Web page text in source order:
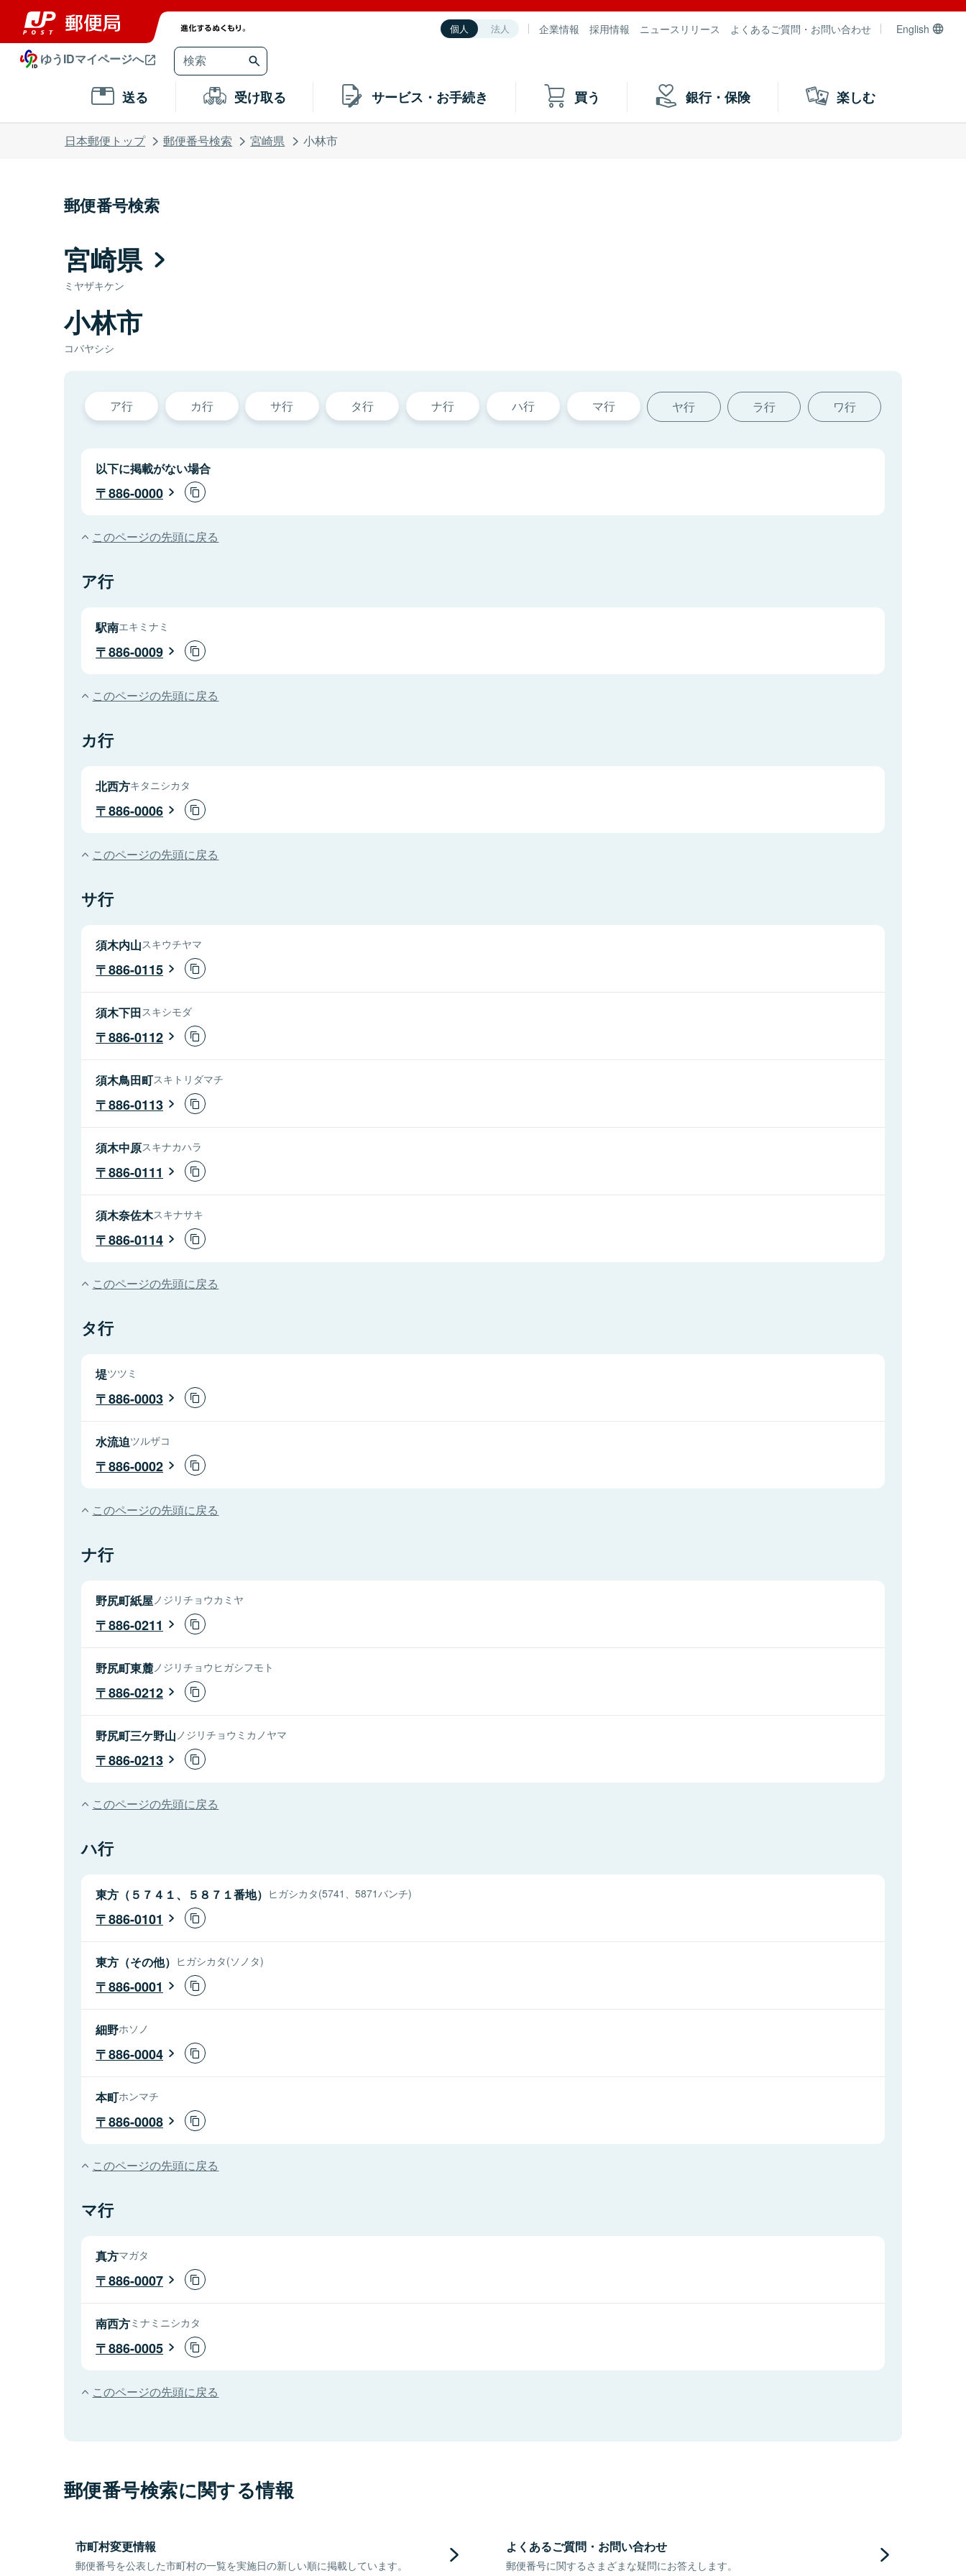
個人 法人 企業情報 採用情報 ニュースリリース よくあるご質問・お問い合わせ English
ゆうIDマイページへ
送る 受け取る サービス・お手続き 買う 銀行・保険 楽しむ
日本郵便トップ 郵便番号検索 宮崎県 小林市
郵便番号検索
宮崎県
ミヤザキケン
小林市
コバヤシシ
ア行 カ行 サ行 タ行 ナ行 ハ行 マ行 ヤ行 ラ行 ワ行
以下に掲載がない場合
886-0000
このページの先頭に戻る
ア行
駅南エキミナミ
886-0009
このページの先頭に戻る
カ行
北西方キタニシカタ
886-0006
このページの先頭に戻る
サ行
須木内山スキウチヤマ
886-0115
須木下田スキシモダ
886-0112
須木鳥田町スキトリダマチ
886-0113
須木中原スキナカハラ
886-0111
須木奈佐木スキナサキ
886-0114
このページの先頭に戻る
タ行
堤ツツミ
886-0003
水流迫ツルザコ
886-0002
このページの先頭に戻る
ナ行
野尻町紙屋 ノジリチョウカミヤ
886-0211
野尻町東麓 ノジリチョウヒガシフモト
886-0212
野尻町三ケ野山 ノジリチョウミカノヤマ
886-0213
このページの先頭に戻る
ハ行
東方（５７４１、５８７１番地） ヒガシカタ(5741、5871バンチ)
886-0101
東方（その他） ヒガシカタ(ソノタ)
886-0001
細野ホソノ
886-0004
本町ホンマチ
886-0008
このページの先頭に戻る
マ行
真方マガタ
886-0007
南西方ミナミニシカタ
886-0005
このページの先頭に戻る
郵便番号検索に関する情報
市町村変更情報
郵便番号を公表した市町村の一覧を実施日の新しい順に掲載しています。
よくあるご質問・お問い合わせ
郵便番号に関するさまざまな疑問にお答えします。